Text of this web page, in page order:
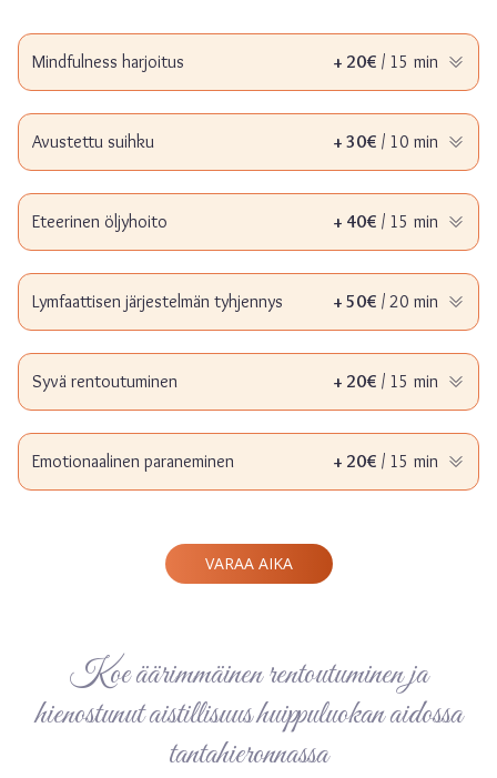
Mindfulness harjoitus + 20€ / 15 min
Avustettu suihku + 30€ / 10 min
Eteerinen öljyhoito + 40€ / 15 min
Lymfaattisen järjestelmän tyhjennys + 50€ / 20 min
Syvä rentoutuminen + 20€ / 15 min
Emotionaalinen paraneminen + 20€ / 15 min
VARAA AIKA
Koe äärimmäinen rentoutuminen ja
hienostunut aistillisuus huippuluokan aidossa
tantahieronnassa